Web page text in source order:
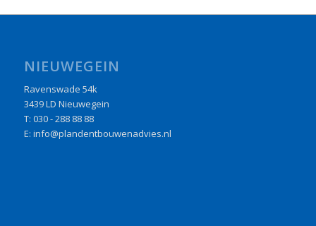
NIEUWEGEIN
Ravenswade 54k
3439 LD Nieuwegein
T: 030 - 288 88 88
E: info@plandentbouwenadvies.nl